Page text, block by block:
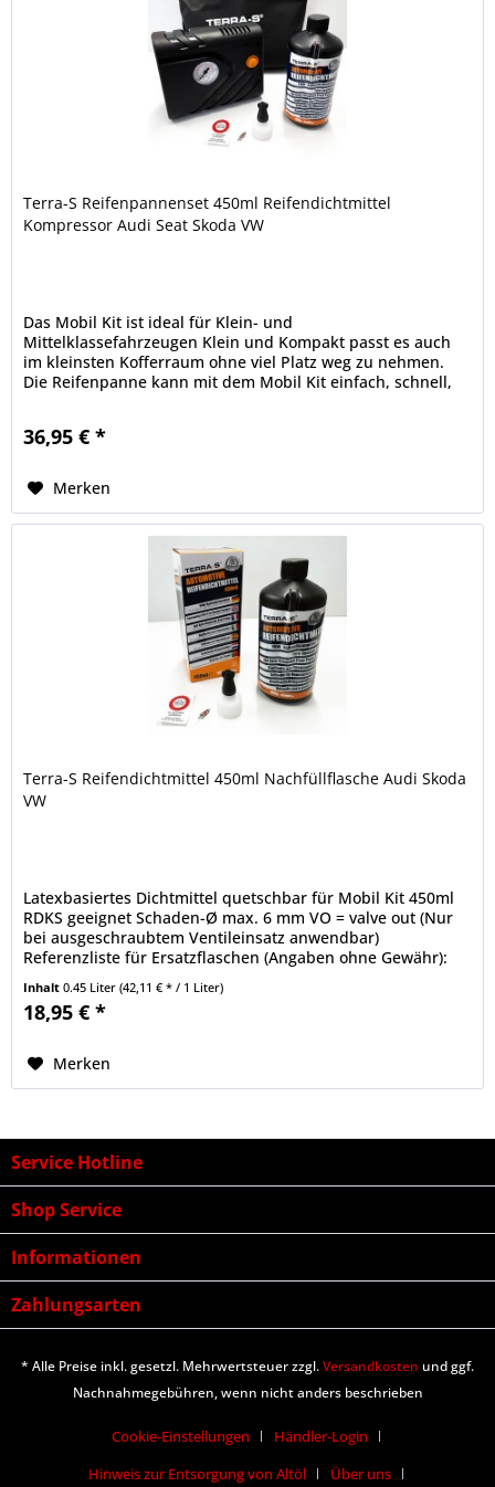
Terra-S Reifenpannenset 450ml Reifendichtmittel
Kompressor Audi Seat Skoda VW
Das Mobil Kit ist ideal für Klein- und
Mittelklassefahrzeugen Klein und Kompakt passt es auch
im kleinsten Kofferraum ohne viel Platz weg zu nehmen.
Die Reifenpanne kann mit dem Mobil Kit einfach, schnell,
36,95 € *
Merken
Terra-S Reifendichtmittel 450ml Nachfüllflasche Audi Skoda
VW
Latexbasiertes Dichtmittel quetschbar für Mobil Kit 450ml
RDKS geeignet Schaden-Ø max. 6 mm VO = valve out (Nur
bei ausgeschraubtem Ventileinsatz anwendbar)
Referenzliste für Ersatzflaschen (Angaben ohne Gewähr):
Audi: 6Q0 012 619 / 8E0...
Inhalt0.45 Liter(42,11 € * / 1 Liter)
18,95 € *
Merken
Service Hotline
Shop Service
Informationen
Zahlungsarten
* Alle Preise inkl. gesetzl. Mehrwertsteuer zzgl.Versandkosten und ggf.
Nachnahmegebühren, wenn nicht anders beschrieben
Cookie-Einstellungen
Händler-Login
Hinweis zur Entsorgung von Altöl
Über uns